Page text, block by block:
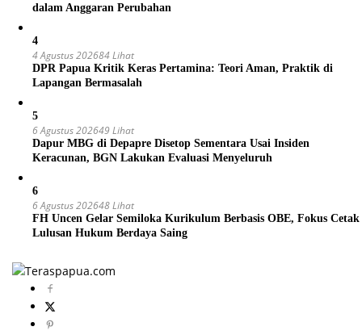
dalam Anggaran Perubahan
4
4 Agustus 202684 Lihat
DPR Papua Kritik Keras Pertamina: Teori Aman, Praktik di
Lapangan Bermasalah
5
6 Agustus 202649 Lihat
Dapur MBG di Depapre Disetop Sementara Usai Insiden
Keracunan, BGN Lakukan Evaluasi Menyeluruh
6
6 Agustus 202648 Lihat
FH Uncen Gelar Semiloka Kurikulum Berbasis OBE, Fokus Cetak
Lulusan Hukum Berdaya Saing